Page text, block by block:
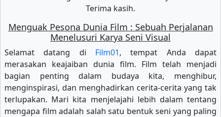
Terima kasih.
Menguak Pesona Dunia Film : Sebuah Perjalanan
Menelusuri Karya Seni Visual
Selamat datang di Film01, tempat Anda dapat
merasakan keajaiban dunia film. Film telah menjadi
bagian penting dalam budaya kita, menghibur,
menginspirasi, dan menghadirkan cerita-cerita yang tak
terlupakan. Mari kita menjelajahi lebih dalam tentang
mengapa film adalah salah satu bentuk seni yang paling